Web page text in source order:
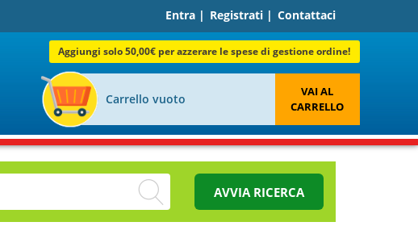
Entra| Registrati| Contattaci
Aggiungi solo 50,00€ per azzerare le spese di gestione ordine!
Carrello vuoto
VAI AL
CARRELLO
AVVIA RICERCA